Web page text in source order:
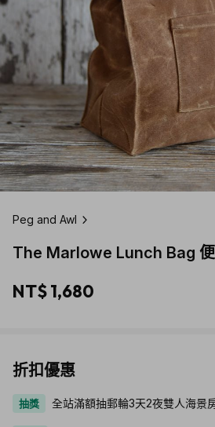
Peg and Awl
The Marlowe Lunch Bag
NT$ 1,680
折扣優惠
抽獎 全站滿額抽郵輪3天2夜雙人海景